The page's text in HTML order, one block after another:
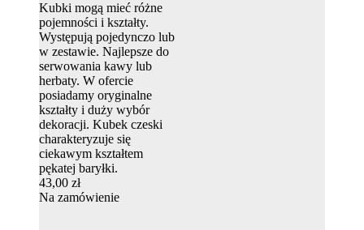
Kubki mogą mieć różne
pojemności i kształty.
Występują pojedynczo lub
w zestawie. Najlepsze do
serwowania kawy lub
herbaty. W ofercie
posiadamy oryginalne
kształty i duży wybór
dekoracji. Kubek czeski
charakteryzuje się
ciekawym kształtem
pękatej baryłki.
43,00 zł
Na zamówienie